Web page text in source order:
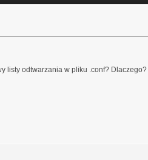
listy odtwarzania w pliku .conf? Dlaczego?